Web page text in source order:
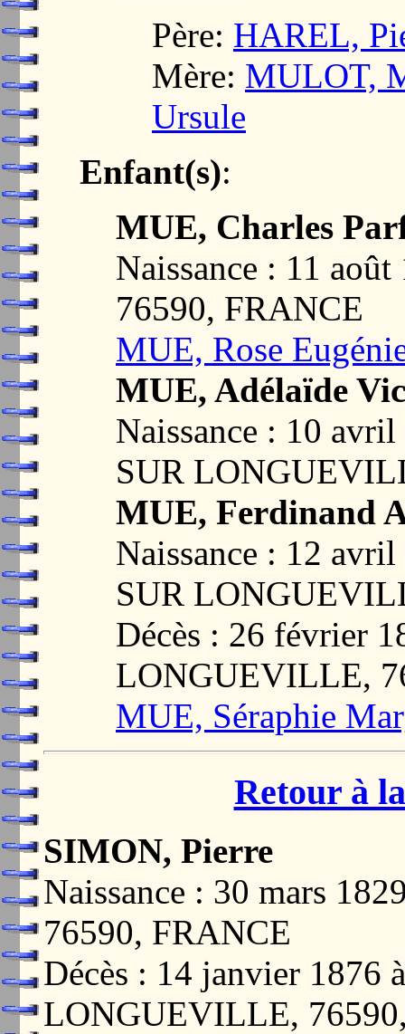
Père: HAREL,
Mère: MULOT,
Ursule
Enfant(s):
MUE, Charles
Naissance : 11
76590, FRANCE
MUE, Rose
MUE, Adélaïde
Naissance : 10
SUR
MUE, Ferdinand
Naissance : 12
SUR
Décès : 26 février
LONGUEVILLE,
MUE, Séraphie
Retour à
SIMON, Pierre
Naissance : 30 mars
76590, FRANCE
Décès : 14 janvier 1876
LONGUEVILLE,